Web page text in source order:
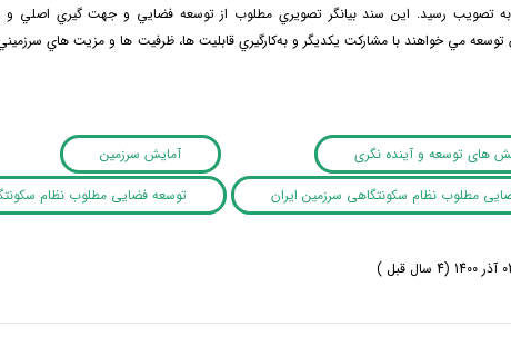
تصويب رسيد. اين سند بيانگر تصويري مطلوب از توسعه فضايي و جهت ­گيري اصلي
های توسعه و آینده نگری آمایش سرزمین
مطلوب نظام سکونتگاهی سرزمین ایران
توسعه فضایی مطلوب نظام